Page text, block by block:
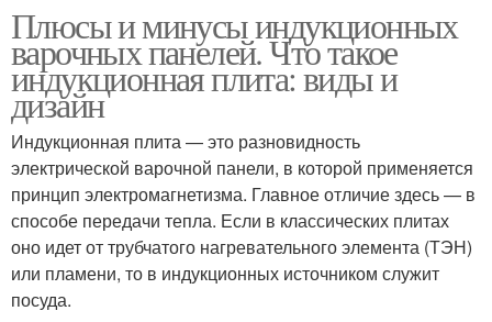
Плюсы и минусы индукционных
варочных панелей. Что такое
индукционная плита: виды и
дизайн
Индукционная плита — это разновидность
электрической варочной панели, в которой применяется
принцип электромагнетизма. Главное отличие здесь — в
способе передачи тепла. Если в классических плитах
оно идет от трубчатого нагревательного элемента (ТЭН)
или пламени, то в индукционных источником служит
посуда.